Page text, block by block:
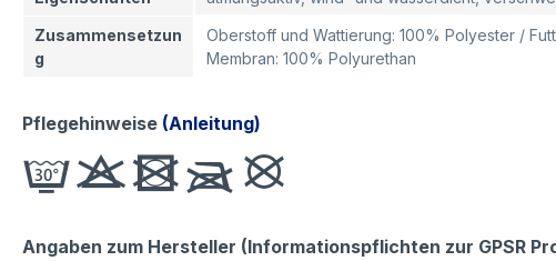
Zusammensetzun
g
Oberstoff und Wattierung: 100% Polyester /
Membran: 100% Polyurethan
Pflegehinweise (Anleitung)
Angaben zum Hersteller (Informationspflichten zur GPSR